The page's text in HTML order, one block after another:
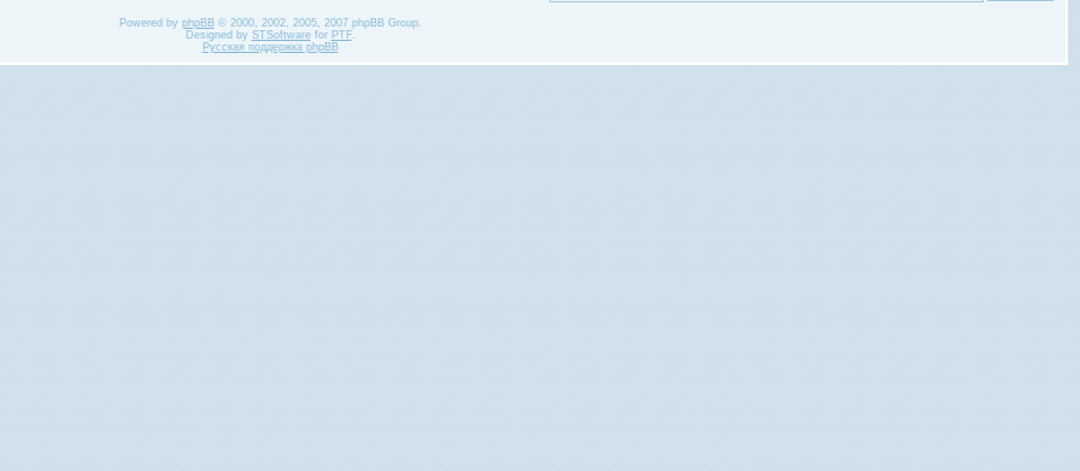
Powered by phpBB© 2000, 2002, 2005, 2007 phpBB Group.
Designed by STSoftwarefor PTF.
Русская поддержка phpBB